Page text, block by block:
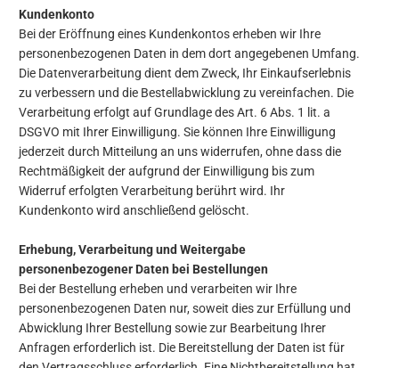
Kundenkonto
Bei der Eröffnung eines Kundenkontos erheben wir Ihre
personenbezogenen Daten in dem dort angegebenen Umfang.
Die Datenverarbeitung dient dem Zweck, Ihr Einkaufserlebnis
zu verbessern und die Bestellabwicklung zu vereinfachen. Die
Verarbeitung erfolgt auf Grundlage des Art. 6 Abs. 1 lit. a
DSGVO mit Ihrer Einwilligung. Sie können Ihre Einwilligung
jederzeit durch Mitteilung an uns widerrufen, ohne dass die
Rechtmäßigkeit der aufgrund der Einwilligung bis zum
Widerruf erfolgten Verarbeitung berührt wird. Ihr
Kundenkonto wird anschließend gelöscht.
Erhebung, Verarbeitung und Weitergabe
personenbezogener Daten bei Bestellungen
Bei der Bestellung erheben und verarbeiten wir Ihre
personenbezogenen Daten nur, soweit dies zur Erfüllung und
Abwicklung Ihrer Bestellung sowie zur Bearbeitung Ihrer
Anfragen erforderlich ist. Die Bereitstellung der Daten ist für